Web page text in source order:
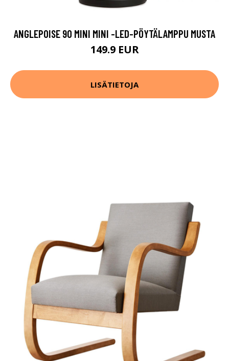
ANGLEPOISE 90 MINI MINI -LED-PÖYTÄLAMPPU MUSTA
149.9 EUR
LISÄTIETOJA